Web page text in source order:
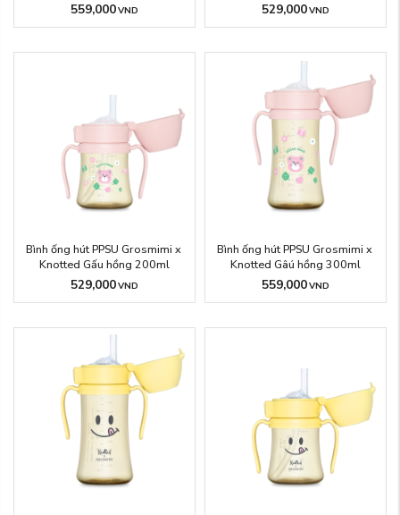
559,000VND 529,000VND
Bình ống hút PPSU Grosmimi x
Knotted Gấu hồng 200ml
529,000VND
Bình ống hút PPSU Grosmimi x
Knotted Gâú hồng 300ml
559,000VND